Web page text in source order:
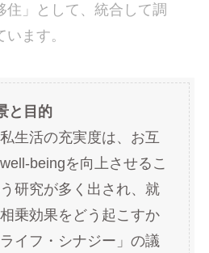
住」として、統合して調
ます。
と目的
生活の充実度は、お互
beingを向上させるこ
研究が多く出され、就
乗効果をどう起こすか
イフ・シナジー」の議